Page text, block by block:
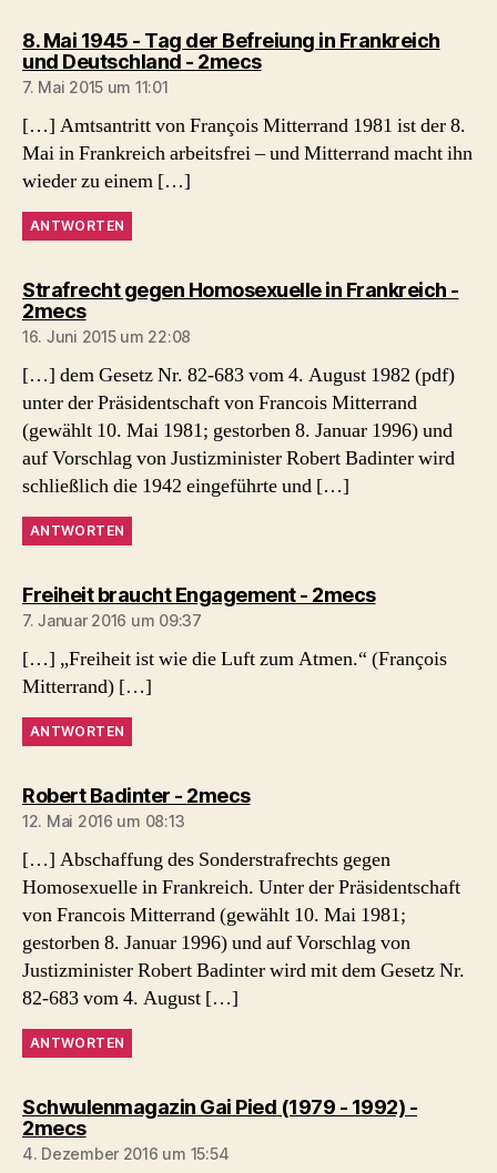
8. Mai 1945 - Tag der Befreiung in Frankreich
und Deutschland - 2mecssagt:
7. Mai 2015 um 11:01
[…] Amtsantritt von François Mitterrand 1981 ist der 8.
Mai in Frankreich arbeitsfrei – und Mitterrand macht ihn
wieder zu einem […]
ANTWORTEN
Strafrecht gegen Homosexuelle in Frankreich -
2mecssagt:
16. Juni 2015 um 22:08
[…] dem Gesetz Nr. 82-683 vom 4. August 1982 (pdf)
unter der Präsidentschaft von Francois Mitterrand
(gewählt 10. Mai 1981; gestorben 8. Januar 1996) und
auf Vorschlag von Justizminister Robert Badinter wird
schließlich die 1942 eingeführte und […]
ANTWORTEN
Freiheit braucht Engagement - 2mecssagt:
7. Januar 2016 um 09:37
[…] „Freiheit ist wie die Luft zum Atmen.“ (François
Mitterrand) […]
ANTWORTEN
Robert Badinter - 2mecssagt:
12. Mai 2016 um 08:13
[…] Abschaffung des Sonderstrafrechts gegen
Homosexuelle in Frankreich. Unter der Präsidentschaft
von Francois Mitterrand (gewählt 10. Mai 1981;
gestorben 8. Januar 1996) und auf Vorschlag von
Justizminister Robert Badinter wird mit dem Gesetz Nr.
82-683 vom 4. August […]
ANTWORTEN
Schwulenmagazin Gai Pied (1979 - 1992) -
2mecssagt:
4. Dezember 2016 um 15:54